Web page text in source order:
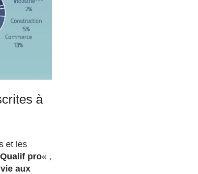
à
et les
Qualif pro« ,
aux